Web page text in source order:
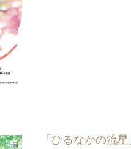
「ひるなかの流